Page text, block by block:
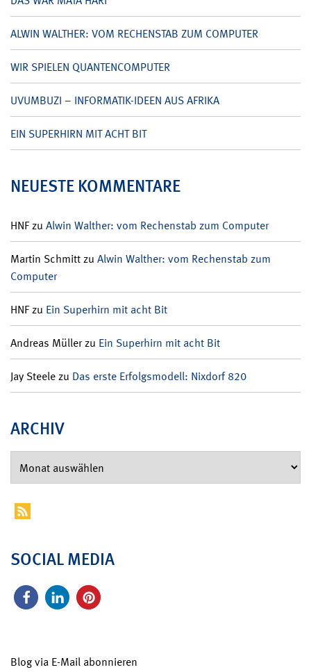
ALWIN WALTHER: VOM RECHENSTAB ZUM COMPUTER
WIR SPIELEN QUANTENCOMPUTER
UVUMBUZI – INFORMATIK-IDEEN AUS AFRIKA
EIN SUPERHIRN MIT ACHT BIT
NEUESTE KOMMENTARE
HNFzu Alwin Walther: vom Rechenstab zum Computer
Martin Schmittzu Alwin Walther: vom Rechenstab zum
Computer
HNFzu Ein Superhirn mit acht Bit
Andreas Müllerzu Ein Superhirn mit acht Bit
Jay Steelezu Das erste Erfolgsmodell: Nixdorf 820
ARCHIV
SOCIAL MEDIA
Blog via E-Mail abonnieren